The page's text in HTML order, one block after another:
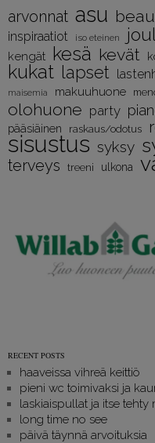
arvonnat asu
inspiraatiot iso eteinen
kengät kesä kevät
kukat lapset
maisemia makuuhuone
olohuone party
pääsiäinen raskaus/odotus
sisustus syksy
terveys treeni ulkona
RECENT POSTS
haaveissa vihreä keittiö
pieni wc toimivaksi ja
laskiaispullat ja itse tehty
long time no see
päivä täynnä arvoituksia